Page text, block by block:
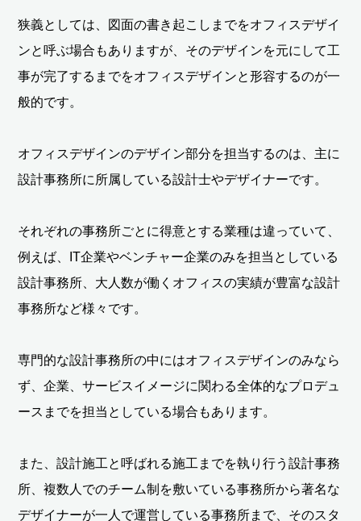
狭義としては、図面の書き起こしまでをオフィスデザイ
ンと呼ぶ場合もありますが、そのデザインを元にして工
事が完了するまでをオフィスデザインと形容するのが一
般的です。
オフィスデザインのデザイン部分を担当するのは、主に
設計事務所に所属している設計士やデザイナーです。
それぞれの事務所ごとに得意とする業種は違っていて、
例えば、IT企業やベンチャー企業のみを担当としている
設計事務所、大人数が働くオフィスの実績が豊富な設計
事務所など様々です。
専門的な設計事務所の中にはオフィスデザインのみなら
ず、企業、サービスイメージに関わる全体的なプロデュ
ースまでを担当としている場合もあります。
また、設計施工と呼ばれる施工までを執り行う設計事務
所、複数人でのチーム制を敷いている事務所から著名な
デザイナーが一人で運営している事務所まで、そのスタ